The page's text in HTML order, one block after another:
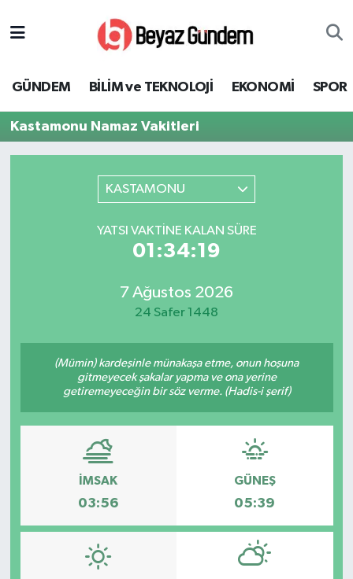
GÜNDEM BİLİM ve TEKNOLOJİ EKONOMİ SPOR
Kastamonu Namaz Vakitleri
KASTAMONU
YATSI VAKTINE KALAN SÜRE
01:34:19
7 Ağustos 2026
24 Safer 1448
(Mümin) kardeşinle münakaşa etme, onun hoşuna
gitmeyecek şakalar yapma ve ona yerine
getiremeyeceğin bir söz verme. (Hadis-i şerif)
İMSAK
03:56
GÜNEŞ
05:39
EKONOMİ
KÜLTÜR SANAT
MAGAZİN
YEREL
Süper Lig Puan Durumu ve Fikstür
Tüm Manşetler